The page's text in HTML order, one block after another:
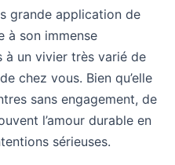
grande application de
à son immense
à un vivier très varié de
chez vous. Bien qu’elle
sans engagement, de
l’amour durable en
sérieuses.